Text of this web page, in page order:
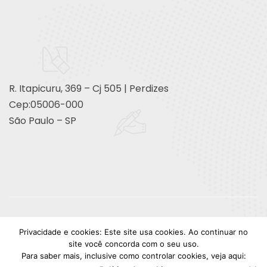
R. Itapicuru, 369 – Cj 505 | Perdizes
Cep:05006-000
São Paulo – SP
© Copyright | Design Lyon | NSG.
facebookinstagramyoutubelinkedin
Privacidade e cookies: Este site usa cookies. Ao continuar no
site você concorda com o seu uso.
Para saber mais, inclusive como controlar cookies, veja aqui: